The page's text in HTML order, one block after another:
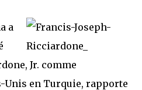
a
Jr. comme
Unis en Turquie, rapporte